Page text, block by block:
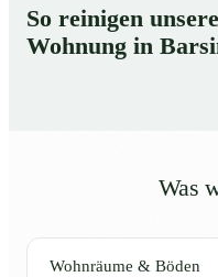
So reinigen
Wohnung in
Was
Wohnräume & Böden